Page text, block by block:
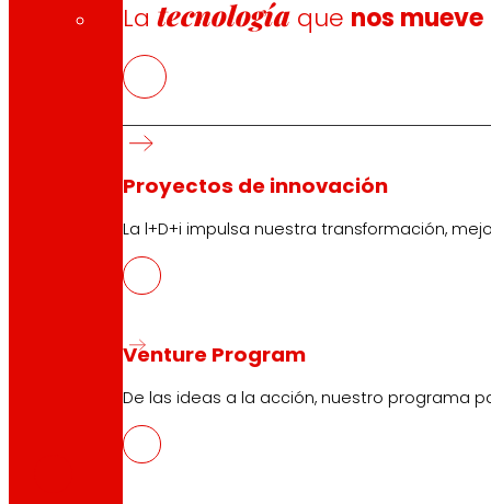
Latecnología que nos mueve
Proyectos de innovación
La l+D+i impulsa nuestra transformación,
Venture Program
De las ideas a la acción, nuestro programa